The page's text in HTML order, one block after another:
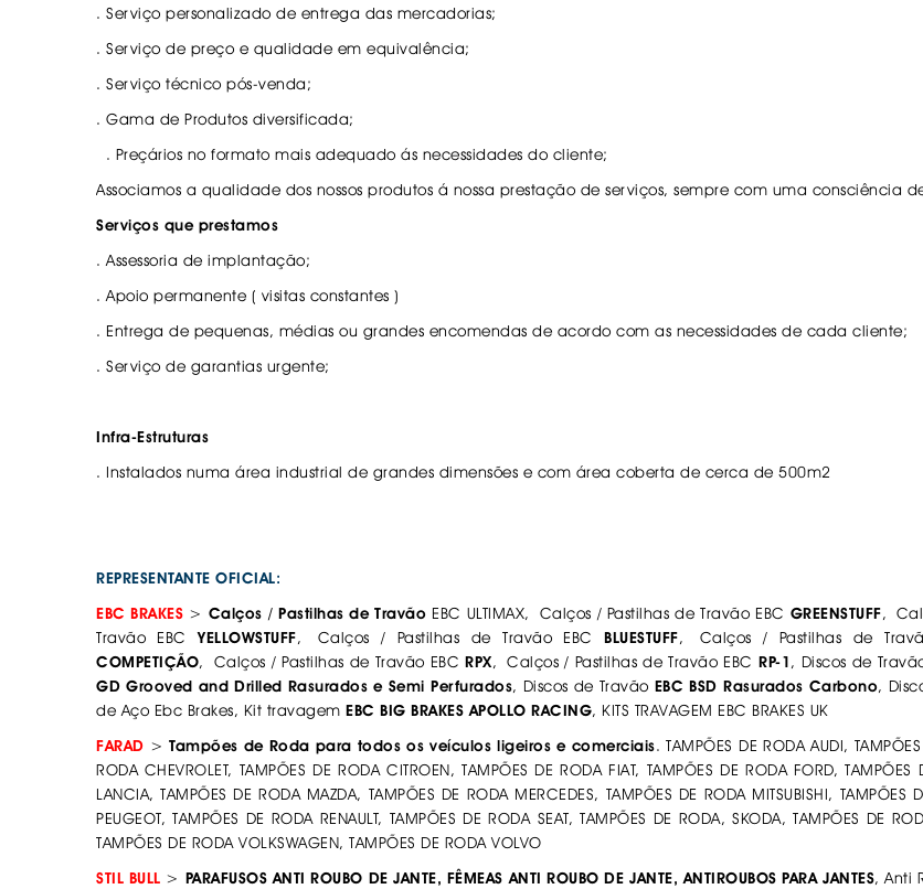
. SEGURANÇA DE CARGA
. TAPETES ORIGINAIS BORRACHA
. TAPETES ORIGINAIS BORRACHA 3D
. TAPETES UNIVERSAIS ALCATIFA
. Serviço personalizado de entrega das mercadorias;
. Serviço de preço e qualidade em equivalência;
. Serviço técnico pós-venda;
. Gama de Produtos diversificada;
. Preçários no formato mais adequado ás necessidades do cliente;
Associamos a qualidade dos nossos produtos á nossa prestação de serviços, sempre com uma consciência
Serviços que prestamos
. Assessoria de implantação;
. Apoio permanente ( visitas constantes )
. Entrega de pequenas, médias ou grandes encomendas de acordo com as necessidades de cada cliente;
. Serviço de garantias urgente;
Infra-Estruturas
. Instalados numa área industrial de grandes dimensões e com área coberta de cerca de 500m2
REPRESENTANTE OFICIAL:
EBC BRAKES > Calços / Pastilhas de Travão EBC ULTIMAX, Calços / Pastilhas de Travão EBC GREENSTUFF,
Travão EBCYELLOWSTUFF, Calços / Pastilhas de Travão EBCBLUESTUFF, Calços / Pastilhas de
COMPETIÇÃO, Calços / Pastilhas de Travão EBCRPX, Calços / Pastilhas de Travão EBCRP-1, Discos de
GD Grooved and Drilled Rasurados e Semi Perfurados, Discos de Travão EBC BSD Rasurados Carbono,
de Aço Ebc Brakes, Kit travagem EBC BIG BRAKES APOLLO RACING, KITS TRAVAGEM EBC BRAKES UK
FARAD >Tampões de Roda para todos os veículos ligeiros e comerciais. TAMPÕES DE RODA AUDI,
RODA CHEVROLET, TAMPÕES DE RODA CITROEN, TAMPÕES DE RODA FIAT, TAMPÕES DE RODA FORD,
LANCIA, TAMPÕES DE RODA MAZDA, TAMPÕES DE RODA MERCEDES, TAMPÕES DE RODA MITSUBISHI,
PEUGEOT, TAMPÕES DE RODA RENAULT, TAMPÕES DE RODA SEAT, TAMPÕES DE RODA, SKODA, TAMPÕES DE
TAMPÕES DE RODA VOLKSWAGEN, TAMPÕES DE RODA VOLVO
STIL BULL > PARAFUSOS ANTI ROUBO DE JANTE, FÊMEAS ANTI ROUBO DE JANTE, ANTIROUBOS PARA JANTES, Anti